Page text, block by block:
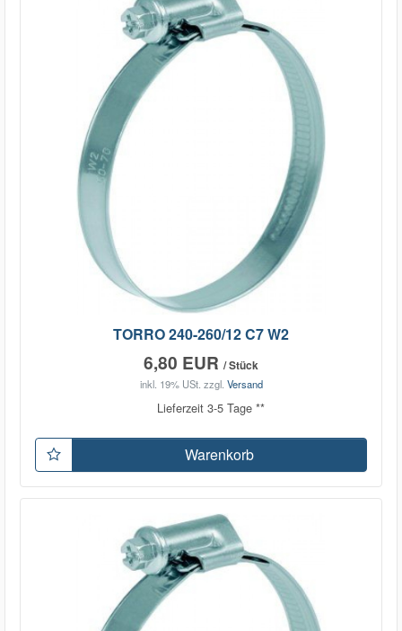
TORRO 240-260/12 C7 W2
6,80 EUR / Stück
inkl. 19% USt. zzgl. Versand
Lieferzeit 3-5 Tage **
Warenkorb